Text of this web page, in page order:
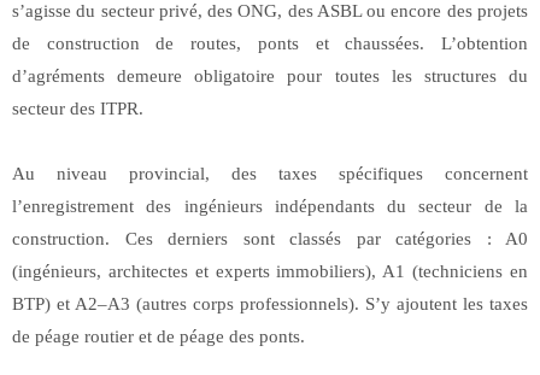
s’agisse du secteur privé, des ONG, des ASBL ou encore des projets
de construction de routes, ponts et chaussées. L’obtention
d’agréments demeure obligatoire pour toutes les structures du
secteur des ITPR.
Au niveau provincial, des taxes spécifiques concernent
l’enregistrement des ingénieurs indépendants du secteur de la
construction. Ces derniers sont classés par catégories : A0
(ingénieurs, architectes et experts immobiliers), A1 (techniciens en
BTP) et A2–A3 (autres corps professionnels). S’y ajoutent les taxes
de péage routier et de péage des ponts.